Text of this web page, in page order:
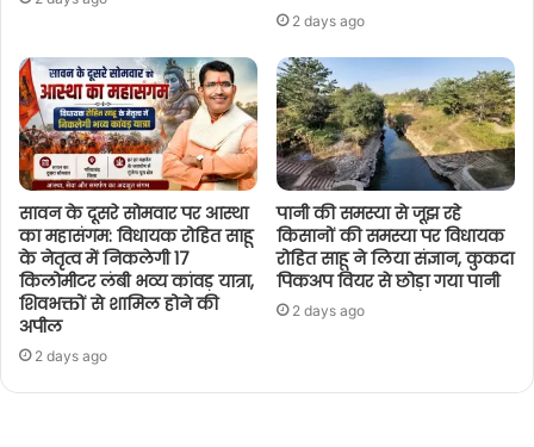
2 days ago
सावन के दूसरे सोमवार पर आस्था
का महासंगम: विधायक रोहित साहू
के नेतृत्व में निकलेगी 17
किलोमीटर लंबी भव्य कांवड़ यात्रा,
शिवभक्तों से शामिल होने की
अपील
2 days ago
पानी की समस्या से जूझ रहे
किसानों की समस्या पर विधायक
रोहित साहू ने लिया संज्ञान, कुकदा
पिकअप वियर से छोड़ा गया पानी
2 days ago